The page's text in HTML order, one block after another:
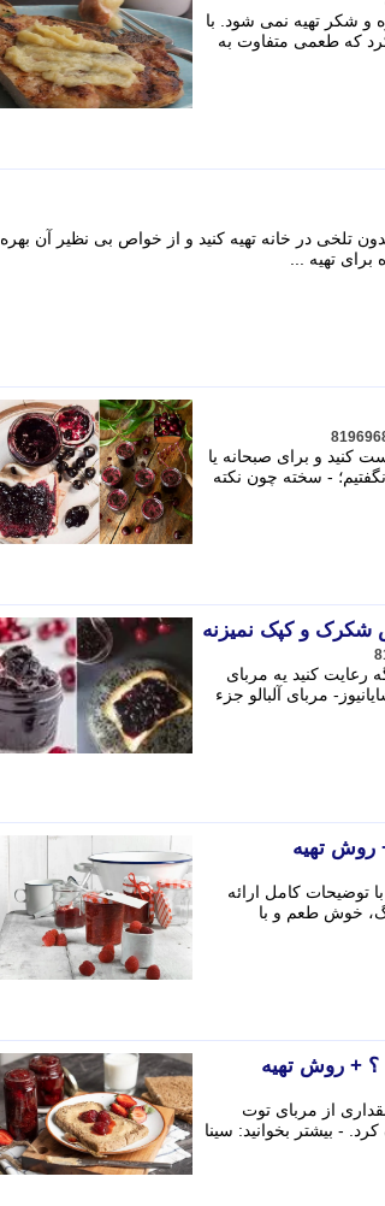
و شکر تهیه نمی شود. با
که طعمی متفاوت به
تلخی در خانه تهیه کنید و از خواص بی نظیر آن بهره
تهیه ...
کنید و برای صبحانه یا
- سخته چون نکته
شکرک و کپک نمیزنه
رعایت کنید یه مربای
مربای آلبالو جزء
روش تهیه
توضیحات کامل ارائه
خوش طعم و با
؟ + روش تهیه
از مربای توت
- بیشتر بخوانید: سینا